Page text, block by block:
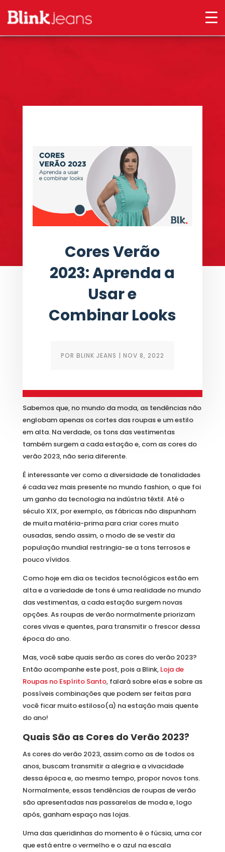
Cores Verão
2023: Aprenda a
Usar e
Combinar Looks
POR BLINK JEANS | NOV 8, 2022
A Cada Ano, Novas Cores
Sabemos que, no mundo da moda, as tendências não
englobam apenas os cortes das roupas e um estilo
em alta. Na verdade, os tons das vestimentas
também surgem a cada estação e, com as cores do
verão 2023, não seria diferente.
É interessante ver como a diversidade de tonalidades
é cada vez mais presente no mundo fashion, o que foi
um ganho da tecnologia na indústria têxtil. Até o
século XIX, por exemplo, as fábricas não dispunham
de muita matéria-prima para criar cores muito
ousadas, sendo assim, o modo de se vestir da
população mundial restringia-se a tons terrosos e
pouco vívidos.
Como hoje em dia os tecidos tecnológicos estão em
alta e a variedade de tons é uma realidade no mundo
das vestimentas, a cada estação surgem novas
opções. As roupas de verão normalmente priorizam
cores vivas e quentes, para transmitir o frescor dessa
época do ano.
Mas, você sabe quais serão as cores do verão 2023?
Então acompanhe este post, pois a Blink, Loja de
Roupas no Espírito Santo, falará sobre elas e sobre as
possíveis combinações que podem ser feitas para
você ficar muito estiloso(a) na estação mais quente
do ano!
Quais São as Cores do Verão 2023?
As cores do verão 2023, assim como as de todos os
anos, buscam transmitir a alegria e a vivacidade
dessa época e, ao mesmo tempo, propor novos tons.
Normalmente, essas tendências de roupas de verão
são apresentadas nas passarelas de moda e, logo
após, ganham espaço nas lojas.
Uma das queridinhas do momento é o fúcsia, uma cor
que está entre o vermelho e o azul na escala